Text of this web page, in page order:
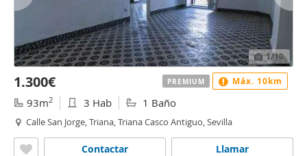
1/10
1.300€
93m2 3 Hab 1 Baño
Calle San Jorge, Triana, Triana Casco Antiguo, Sevilla
Llamar
Contactar
PREMIUM Máx. 10km